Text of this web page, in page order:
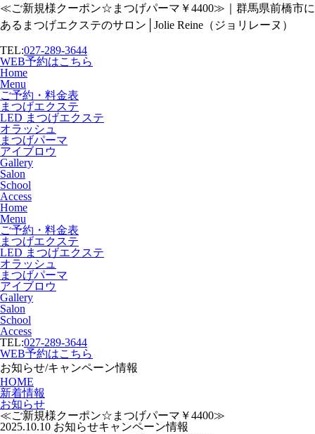
≪ご新規様クーポン☆まつげパーマ￥4400≫｜群馬県前橋市に
あるまつげエクステのサロン│Jolie Reine（ジョリレーヌ）
TEL:027-289-3644
WEB予約はこちら
Home
Menu
ご予約・料金表
まつげエクステ
LED まつげエクステ
オラッシュ
まつげパーマ
アイブロウ
Gallery
Salon
School
Access
Home
Menu
ご予約・料金表
まつげエクステ
LED まつげエクステ
オラッシュ
まつげパーマ
アイブロウ
Gallery
Salon
School
Access
TEL:027-289-3644
WEB予約はこちら
お知らせ/キャンペーン情報
HOME
新着情報
お知らせ
≪ご新規様クーポン☆まつげパーマ￥4400≫
2025.10.10 お知らせキャンペーン情報